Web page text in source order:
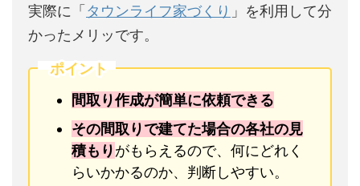
実際に「 タウンライフ家づくり 」を利用して分
かったメリッです。
ポイント
間取り作成が簡単に依頼できる
その間取りで建てた場合の各社の見
積もりがもらえるので、何にどれく
らいかかるのか、判断しやすい。